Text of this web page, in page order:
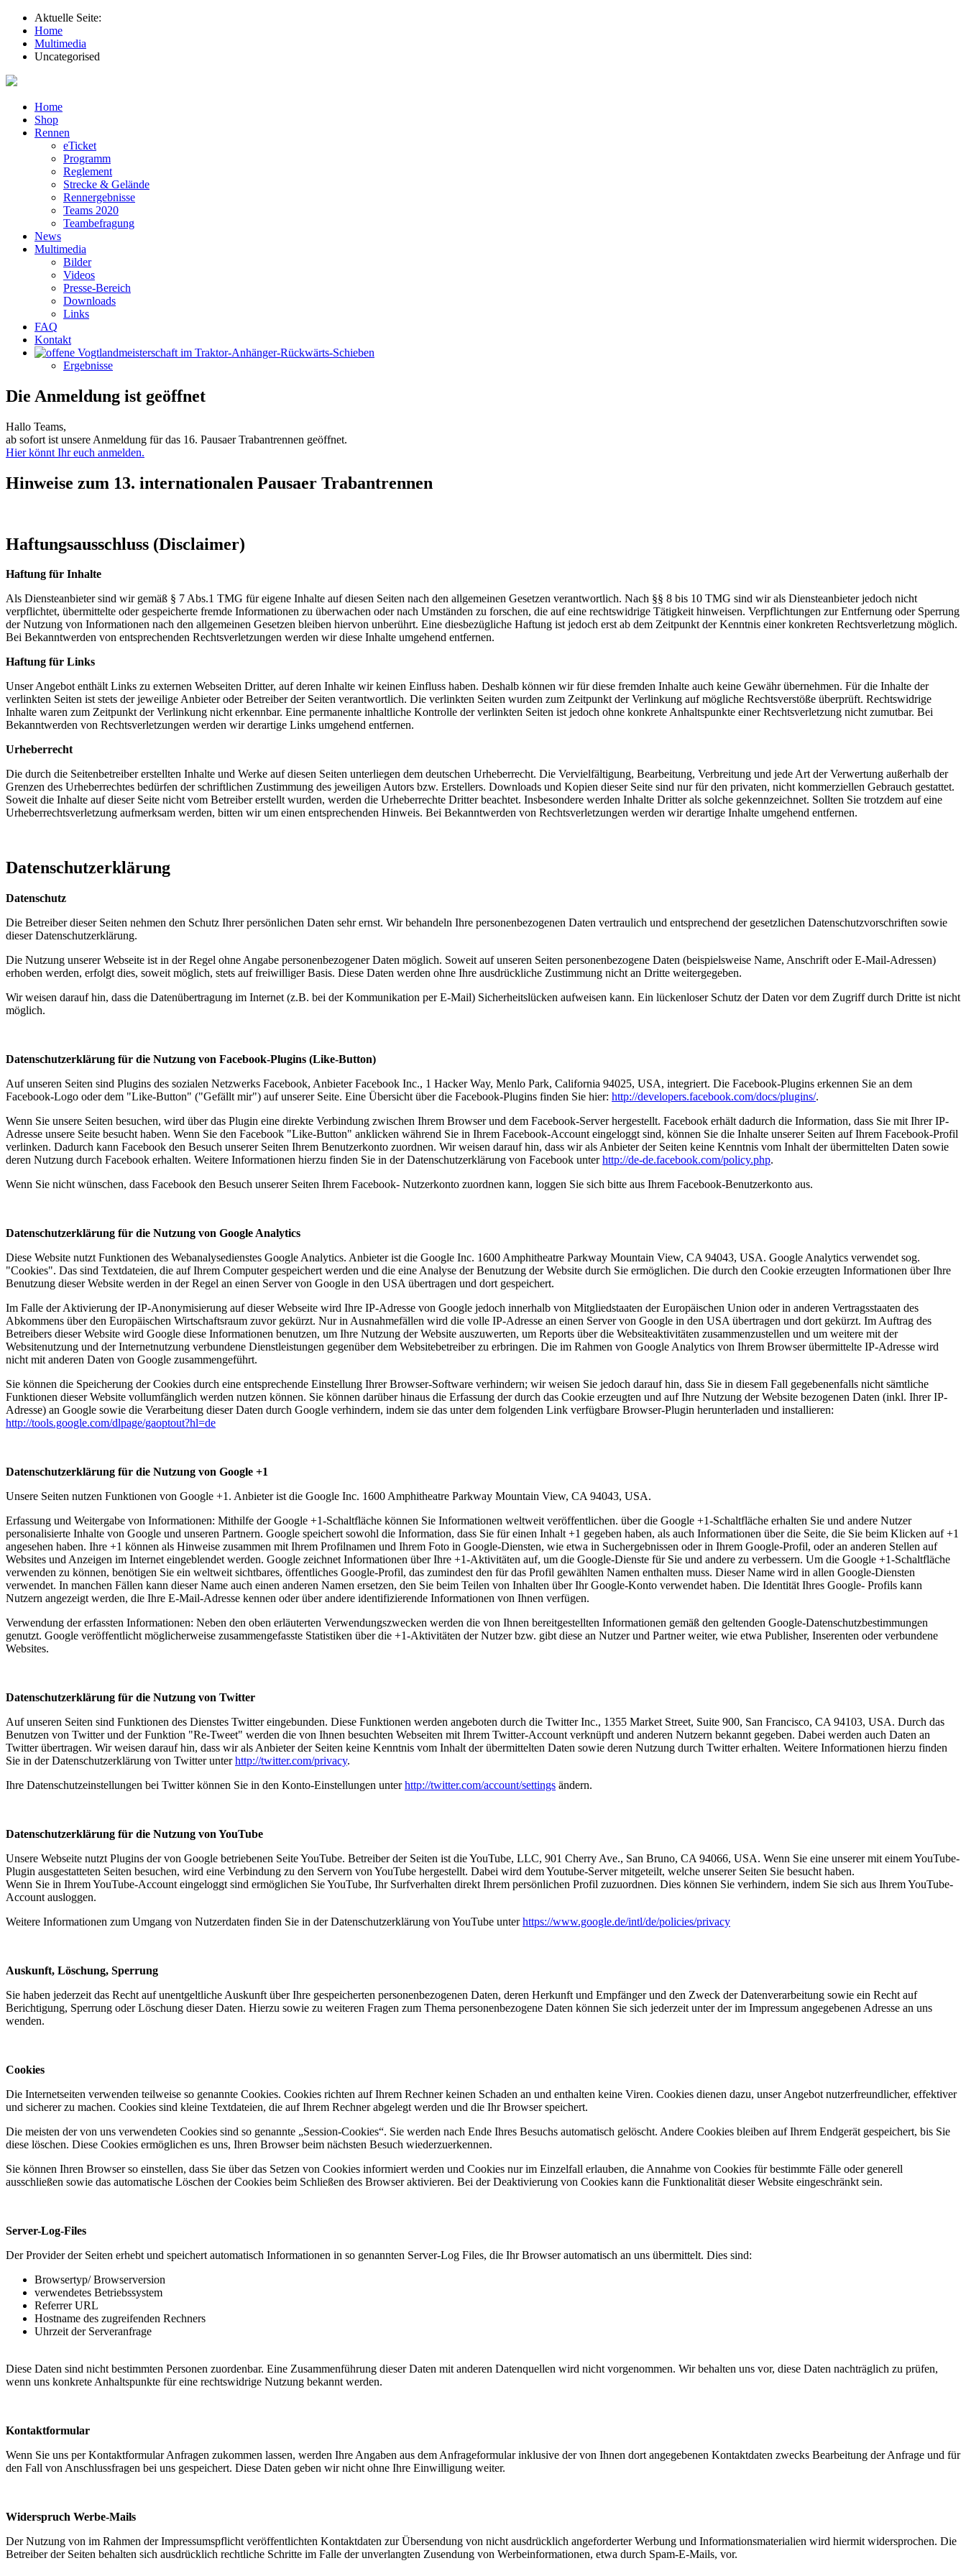
Aktuelle Seite:
Home
Multimedia
Uncategorised
Home
Shop
Rennen
eTicket
Programm
Reglement
Strecke & Gelände
Rennergebnisse
Teams 2020
Teambefragung
News
Multimedia
Bilder
Videos
Presse-Bereich
Downloads
Links
FAQ
Kontakt
Ergebnisse
Die Anmeldung ist geöffnet
Hallo Teams,
ab sofort ist unsere Anmeldung für das 16. Pausaer Trabantrennen geöffnet.
Hier könnt Ihr euch anmelden.
Hinweise zum 13. internationalen Pausaer Trabantrennen
Haftungsausschluss (Disclaimer)
Haftung für Inhalte
Als Diensteanbieter sind wir gemäß § 7 Abs.1 TMG für eigene Inhalte auf diesen Seiten nach den allgemeinen Gesetzen verantwortlich. Nach §§ 8 bis 10 TMG sind wir als Diensteanbieter jedoch nicht
verpflichtet, übermittelte oder gespeicherte fremde Informationen zu überwachen oder nach Umständen zu forschen, die auf eine rechtswidrige Tätigkeit hinweisen. Verpflichtungen zur Entfernung oder Sperrung
der Nutzung von Informationen nach den allgemeinen Gesetzen bleiben hiervon unberührt. Eine diesbezügliche Haftung ist jedoch erst ab dem Zeitpunkt der Kenntnis einer konkreten Rechtsverletzung möglich.
Bei Bekanntwerden von entsprechenden Rechtsverletzungen werden wir diese Inhalte umgehend entfernen.
Haftung für Links
Unser Angebot enthält Links zu externen Webseiten Dritter, auf deren Inhalte wir keinen Einfluss haben. Deshalb können wir für diese fremden Inhalte auch keine Gewähr übernehmen. Für die Inhalte der
verlinkten Seiten ist stets der jeweilige Anbieter oder Betreiber der Seiten verantwortlich. Die verlinkten Seiten wurden zum Zeitpunkt der Verlinkung auf mögliche Rechtsverstöße überprüft. Rechtswidrige
Inhalte waren zum Zeitpunkt der Verlinkung nicht erkennbar. Eine permanente inhaltliche Kontrolle der verlinkten Seiten ist jedoch ohne konkrete Anhaltspunkte einer Rechtsverletzung nicht zumutbar. Bei
Bekanntwerden von Rechtsverletzungen werden wir derartige Links umgehend entfernen.
Urheberrecht
Die durch die Seitenbetreiber erstellten Inhalte und Werke auf diesen Seiten unterliegen dem deutschen Urheberrecht. Die Vervielfältigung, Bearbeitung, Verbreitung und jede Art der Verwertung außerhalb der
Grenzen des Urheberrechtes bedürfen der schriftlichen Zustimmung des jeweiligen Autors bzw. Erstellers. Downloads und Kopien dieser Seite sind nur für den privaten, nicht kommerziellen Gebrauch gestattet.
Soweit die Inhalte auf dieser Seite nicht vom Betreiber erstellt wurden, werden die Urheberrechte Dritter beachtet. Insbesondere werden Inhalte Dritter als solche gekennzeichnet. Sollten Sie trotzdem auf eine
Urheberrechtsverletzung aufmerksam werden, bitten wir um einen entsprechenden Hinweis. Bei Bekanntwerden von Rechtsverletzungen werden wir derartige Inhalte umgehend entfernen.
Datenschutzerklärung
Datenschutz
Die Betreiber dieser Seiten nehmen den Schutz Ihrer persönlichen Daten sehr ernst. Wir behandeln Ihre personenbezogenen Daten vertraulich und entsprechend der gesetzlichen Datenschutzvorschriften sowie
dieser Datenschutzerklärung.
Die Nutzung unserer Webseite ist in der Regel ohne Angabe personenbezogener Daten möglich. Soweit auf unseren Seiten personenbezogene Daten (beispielsweise Name, Anschrift oder E-Mail-Adressen)
erhoben werden, erfolgt dies, soweit möglich, stets auf freiwilliger Basis. Diese Daten werden ohne Ihre ausdrückliche Zustimmung nicht an Dritte weitergegeben.
Wir weisen darauf hin, dass die Datenübertragung im Internet (z.B. bei der Kommunikation per E-Mail) Sicherheitslücken aufweisen kann. Ein lückenloser Schutz der Daten vor dem Zugriff durch Dritte ist nicht
möglich.
Datenschutzerklärung für die Nutzung von Facebook-Plugins (Like-Button)
Auf unseren Seiten sind Plugins des sozialen Netzwerks Facebook, Anbieter Facebook Inc., 1 Hacker Way, Menlo Park, California 94025, USA, integriert. Die Facebook-Plugins erkennen Sie an dem
Facebook-Logo oder dem "Like-Button" ("Gefällt mir") auf unserer Seite. Eine Übersicht über die Facebook-Plugins finden Sie hier: http://developers.facebook.com/docs/plugins/.
Wenn Sie unsere Seiten besuchen, wird über das Plugin eine direkte Verbindung zwischen Ihrem Browser und dem Facebook-Server hergestellt. Facebook erhält dadurch die Information, dass Sie mit Ihrer IP-
Adresse unsere Seite besucht haben. Wenn Sie den Facebook "Like-Button" anklicken während Sie in Ihrem Facebook-Account eingeloggt sind, können Sie die Inhalte unserer Seiten auf Ihrem Facebook-Profil
verlinken. Dadurch kann Facebook den Besuch unserer Seiten Ihrem Benutzerkonto zuordnen. Wir weisen darauf hin, dass wir als Anbieter der Seiten keine Kenntnis vom Inhalt der übermittelten Daten sowie
deren Nutzung durch Facebook erhalten. Weitere Informationen hierzu finden Sie in der Datenschutzerklärung von Facebook unterhttp://de-de.facebook.com/policy.php.
Wenn Sie nicht wünschen, dass Facebook den Besuch unserer Seiten Ihrem Facebook- Nutzerkonto zuordnen kann, loggen Sie sich bitte aus Ihrem Facebook-Benutzerkonto aus.
Datenschutzerklärung für die Nutzung von Google Analytics
Diese Website nutzt Funktionen des Webanalysedienstes Google Analytics. Anbieter ist die Google Inc. 1600 Amphitheatre Parkway Mountain View, CA 94043, USA. Google Analytics verwendet sog.
"Cookies". Das sind Textdateien, die auf Ihrem Computer gespeichert werden und die eine Analyse der Benutzung der Website durch Sie ermöglichen. Die durch den Cookie erzeugten Informationen über Ihre
Benutzung dieser Website werden in der Regel an einen Server von Google in den USA übertragen und dort gespeichert.
Im Falle der Aktivierung der IP-Anonymisierung auf dieser Webseite wird Ihre IP-Adresse von Google jedoch innerhalb von Mitgliedstaaten der Europäischen Union oder in anderen Vertragsstaaten des
Abkommens über den Europäischen Wirtschaftsraum zuvor gekürzt. Nur in Ausnahmefällen wird die volle IP-Adresse an einen Server von Google in den USA übertragen und dort gekürzt. Im Auftrag des
Betreibers dieser Website wird Google diese Informationen benutzen, um Ihre Nutzung der Website auszuwerten, um Reports über die Websiteaktivitäten zusammenzustellen und um weitere mit der
Websitenutzung und der Internetnutzung verbundene Dienstleistungen gegenüber dem Websitebetreiber zu erbringen. Die im Rahmen von Google Analytics von Ihrem Browser übermittelte IP-Adresse wird
nicht mit anderen Daten von Google zusammengeführt.
Sie können die Speicherung der Cookies durch eine entsprechende Einstellung Ihrer Browser-Software verhindern; wir weisen Sie jedoch darauf hin, dass Sie in diesem Fall gegebenenfalls nicht sämtliche
Funktionen dieser Website vollumfänglich werden nutzen können. Sie können darüber hinaus die Erfassung der durch das Cookie erzeugten und auf Ihre Nutzung der Website bezogenen Daten (inkl. Ihrer IP-
Adresse) an Google sowie die Verarbeitung dieser Daten durch Google verhindern, indem sie das unter dem folgenden Link verfügbare Browser-Plugin herunterladen und installieren:
http://tools.google.com/dlpage/gaoptout?hl=de
Datenschutzerklärung für die Nutzung von Google +1
Unsere Seiten nutzen Funktionen von Google +1. Anbieter ist die Google Inc. 1600 Amphitheatre Parkway Mountain View, CA 94043, USA.
Erfassung und Weitergabe von Informationen: Mithilfe der Google +1-Schaltfläche können Sie Informationen weltweit veröffentlichen. über die Google +1-Schaltfläche erhalten Sie und andere Nutzer
personalisierte Inhalte von Google und unseren Partnern. Google speichert sowohl die Information, dass Sie für einen Inhalt +1 gegeben haben, als auch Informationen über die Seite, die Sie beim Klicken auf +1
angesehen haben. Ihre +1 können als Hinweise zusammen mit Ihrem Profilnamen und Ihrem Foto in Google-Diensten, wie etwa in Suchergebnissen oder in Ihrem Google-Profil, oder an anderen Stellen auf
Websites und Anzeigen im Internet eingeblendet werden. Google zeichnet Informationen über Ihre +1-Aktivitäten auf, um die Google-Dienste für Sie und andere zu verbessern. Um die Google +1-Schaltfläche
verwenden zu können, benötigen Sie ein weltweit sichtbares, öffentliches Google-Profil, das zumindest den für das Profil gewählten Namen enthalten muss. Dieser Name wird in allen Google-Diensten
verwendet. In manchen Fällen kann dieser Name auch einen anderen Namen ersetzen, den Sie beim Teilen von Inhalten über Ihr Google-Konto verwendet haben. Die Identität Ihres Google- Profils kann
Nutzern angezeigt werden, die Ihre E-Mail-Adresse kennen oder über andere identifizierende Informationen von Ihnen verfügen.
Verwendung der erfassten Informationen: Neben den oben erläuterten Verwendungszwecken werden die von Ihnen bereitgestellten Informationen gemäß den geltenden Google-Datenschutzbestimmungen
genutzt. Google veröffentlicht möglicherweise zusammengefasste Statistiken über die +1-Aktivitäten der Nutzer bzw. gibt diese an Nutzer und Partner weiter, wie etwa Publisher, Inserenten oder verbundene
Websites.
Datenschutzerklärung für die Nutzung von Twitter
Auf unseren Seiten sind Funktionen des Dienstes Twitter eingebunden. Diese Funktionen werden angeboten durch die Twitter Inc., 1355 Market Street, Suite 900, San Francisco, CA 94103, USA. Durch das
Benutzen von Twitter und der Funktion "Re-Tweet" werden die von Ihnen besuchten Webseiten mit Ihrem Twitter-Account verknüpft und anderen Nutzern bekannt gegeben. Dabei werden auch Daten an
Twitter übertragen. Wir weisen darauf hin, dass wir als Anbieter der Seiten keine Kenntnis vom Inhalt der übermittelten Daten sowie deren Nutzung durch Twitter erhalten. Weitere Informationen hierzu finden
Sie in der Datenschutzerklärung von Twitter unterhttp://twitter.com/privacy.
Ihre Datenschutzeinstellungen bei Twitter können Sie in den Konto-Einstellungen unterhttp://twitter.com/account/settings ändern.
Datenschutzerklärung für die Nutzung von YouTube
Unsere Webseite nutzt Plugins der von Google betriebenen Seite YouTube. Betreiber der Seiten ist die YouTube, LLC, 901 Cherry Ave., San Bruno, CA 94066, USA. Wenn Sie eine unserer mit einem YouTube-
Plugin ausgestatteten Seiten besuchen, wird eine Verbindung zu den Servern von YouTube hergestellt. Dabei wird dem Youtube-Server mitgeteilt, welche unserer Seiten Sie besucht haben.
Wenn Sie in Ihrem YouTube-Account eingeloggt sind ermöglichen Sie YouTube, Ihr Surfverhalten direkt Ihrem persönlichen Profil zuzuordnen. Dies können Sie verhindern, indem Sie sich aus Ihrem YouTube-
Account ausloggen.
Weitere Informationen zum Umgang von Nutzerdaten finden Sie in der Datenschutzerklärung von YouTube unterhttps://www.google.de/intl/de/policies/privacy
Auskunft, Löschung, Sperrung
Sie haben jederzeit das Recht auf unentgeltliche Auskunft über Ihre gespeicherten personenbezogenen Daten, deren Herkunft und Empfänger und den Zweck der Datenverarbeitung sowie ein Recht auf
Berichtigung, Sperrung oder Löschung dieser Daten. Hierzu sowie zu weiteren Fragen zum Thema personenbezogene Daten können Sie sich jederzeit unter der im Impressum angegebenen Adresse an uns
wenden.
Cookies
Die Internetseiten verwenden teilweise so genannte Cookies. Cookies richten auf Ihrem Rechner keinen Schaden an und enthalten keine Viren. Cookies dienen dazu, unser Angebot nutzerfreundlicher, effektiver
und sicherer zu machen. Cookies sind kleine Textdateien, die auf Ihrem Rechner abgelegt werden und die Ihr Browser speichert.
Die meisten der von uns verwendeten Cookies sind so genannte „Session-Cookies“. Sie werden nach Ende Ihres Besuchs automatisch gelöscht. Andere Cookies bleiben auf Ihrem Endgerät gespeichert, bis Sie
diese löschen. Diese Cookies ermöglichen es uns, Ihren Browser beim nächsten Besuch wiederzuerkennen.
Sie können Ihren Browser so einstellen, dass Sie über das Setzen von Cookies informiert werden und Cookies nur im Einzelfall erlauben, die Annahme von Cookies für bestimmte Fälle oder generell
ausschließen sowie das automatische Löschen der Cookies beim Schließen des Browser aktivieren. Bei der Deaktivierung von Cookies kann die Funktionalität dieser Website eingeschränkt sein.
Server-Log-Files
Der Provider der Seiten erhebt und speichert automatisch Informationen in so genannten Server-Log Files, die Ihr Browser automatisch an uns übermittelt. Dies sind:
Browsertyp/ Browserversion
verwendetes Betriebssystem
Referrer URL
Hostname des zugreifenden Rechners
Uhrzeit der Serveranfrage
Diese Daten sind nicht bestimmten Personen zuordenbar. Eine Zusammenführung dieser Daten mit anderen Datenquellen wird nicht vorgenommen. Wir behalten uns vor, diese Daten nachträglich zu prüfen,
wenn uns konkrete Anhaltspunkte für eine rechtswidrige Nutzung bekannt werden.
Kontaktformular
Wenn Sie uns per Kontaktformular Anfragen zukommen lassen, werden Ihre Angaben aus dem Anfrageformular inklusive der von Ihnen dort angegebenen Kontaktdaten zwecks Bearbeitung der Anfrage und für
den Fall von Anschlussfragen bei uns gespeichert. Diese Daten geben wir nicht ohne Ihre Einwilligung weiter.
Widerspruch Werbe-Mails
Der Nutzung von im Rahmen der Impressumspflicht veröffentlichten Kontaktdaten zur Übersendung von nicht ausdrücklich angeforderter Werbung und Informationsmaterialien wird hiermit widersprochen. Die
Betreiber der Seiten behalten sich ausdrücklich rechtliche Schritte im Falle der unverlangten Zusendung von Werbeinformationen, etwa durch Spam-E-Mails, vor.